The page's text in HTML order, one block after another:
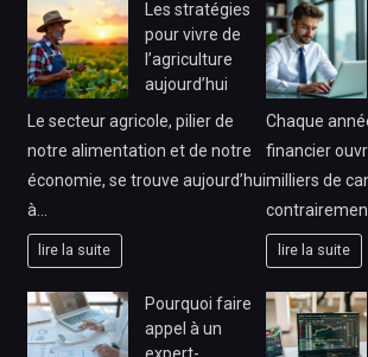
Les stratégies
pour vivre de
l’agriculture
aujourd’hui
Le secteur agricole, pilier de
notre alimentation et de notre
économie, se trouve aujourd’hui
à…
lire la suite
Chaque
financier
milliers de
lire la suite
Pourquoi faire
appel à un
expert-